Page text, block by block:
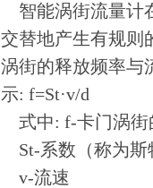
智能涡街流量计
交替地产生有规则
涡街的释放频率与
示: f=St·v/d
式中: f-卡门涡
St-系数 （称为斯
v-流速